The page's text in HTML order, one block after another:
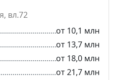
вл.72
от 10,1 млн
от 13,7 млн
от 18,0 млн
от 21,7 млн